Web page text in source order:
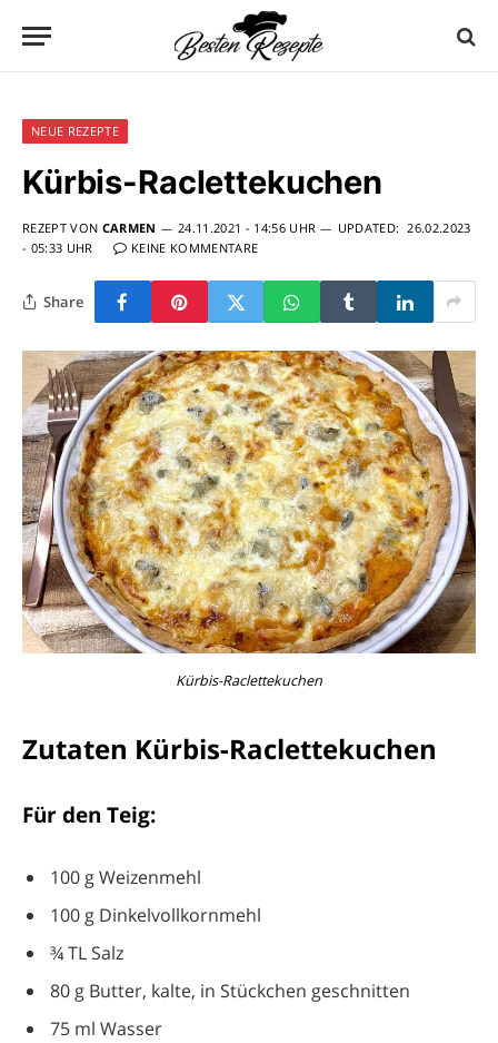
NEUE REZEPTE
Kürbis-Raclettekuchen
REZEPT VON CARMEN 24.11.2021 - 14:56 UHR UPDATED: 26.02.2023
- 05:33 UHR
KEINE KOMMENTARE
Share
Kürbis-Raclettekuchen
Zutaten Kürbis-Raclettekuchen
Für den Teig:
100 g Weizenmehl
100 g Dinkelvollkornmehl
¾ TL Salz
80 g Butter, kalte, in Stückchen geschnitten
75 ml Wasser